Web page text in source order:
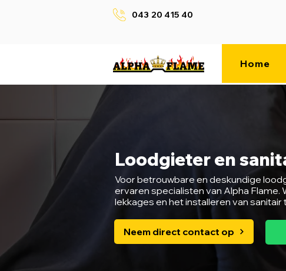
043 20 415 40
Home
Loodgieter en
Voor betrouwbare en deskundige
ervaren specialisten van Alpha
lekkages en het installeren van
Neem direct contact op